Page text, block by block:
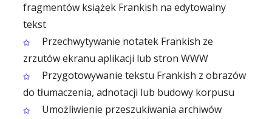
fragmentów książek Frankish na edytowalny
tekst
Przechwytywanie notatek Frankish ze
zrzutów ekranu aplikacji lub stron WWW
Przygotowywanie tekstu Frankish z obrazów
do tłumaczenia, adnotacji lub budowy korpusu
Umożliwienie przeszukiwania archiwów